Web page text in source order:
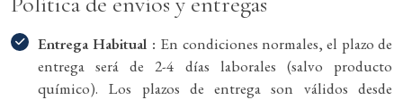
Entrega Habitual : En condiciones normales, el plazo de
entrega será de 2-4 días laborales (salvo producto
químico). Los plazos de entrega son válidos desde